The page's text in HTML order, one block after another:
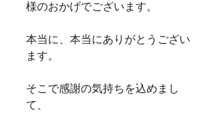
様のおかげでございます。
本当に、本当にありがとうござい
ます。
そこで感謝の気持ちを込めまし
て、